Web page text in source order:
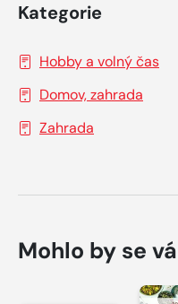
Kategorie
Hobby a volný čas
Domov, zahrada
Zahrada
Mohlo by se